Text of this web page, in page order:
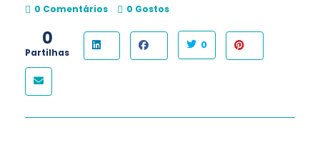
0 Comentários 0 Gostos
0
Partilhas
0